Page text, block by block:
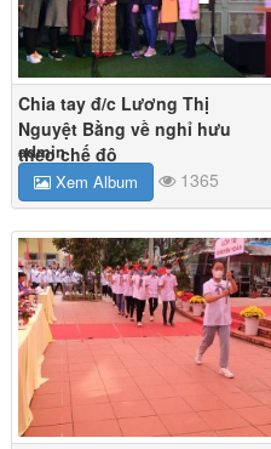
Chia tay đ/c Lương Thị
Nguyệt Bằng về nghỉ hưu
theo chế độ
admin
Xem Album
1365